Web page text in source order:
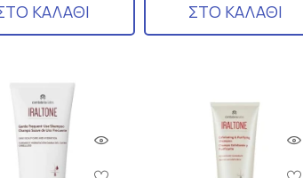
ΚΑΛΑΘΙ ΣΤΟ ΚΑΛΑΘΙ